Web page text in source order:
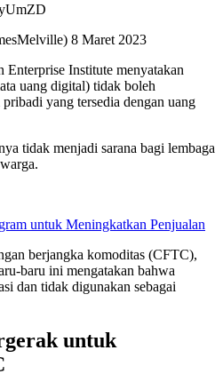
8 Maret 2023
Enterprise Institute menyatakan
uang digital) tidak boleh
yang tersedia dengan uang
tidak menjadi sarana bagi lembaga
untuk Meningkatkan Penjualan
berjangka komoditas (CFTC),
baru ini mengatakan bahwa
dan tidak digunakan sebagai
untuk